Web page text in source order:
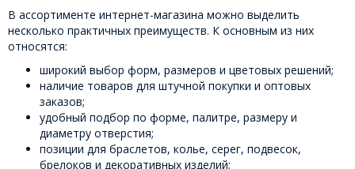
В ассортименте интернет-магазина можно выделить
несколько практичных преимуществ. К основным из них
относятся:
широкий выбор форм, размеров и цветовых решений;
наличие товаров для штучной покупки и оптовых
заказов;
удобный подбор по форме, палитре, размеру и
диаметру отверстия;
позиции для браслетов, колье, серег, подвесок,
брелоков и декоративных изделий;